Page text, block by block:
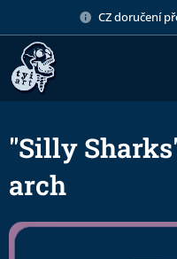
CZ doručení
"Silly
arch